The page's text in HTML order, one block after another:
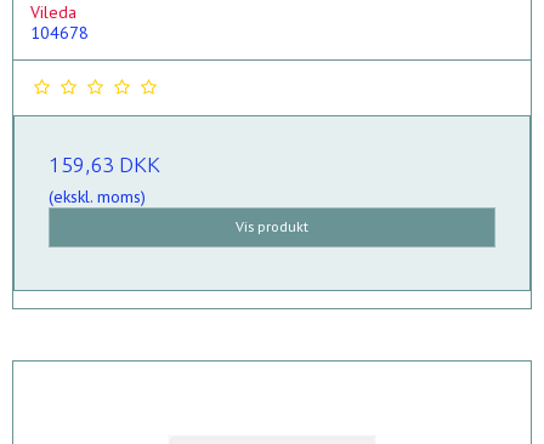
Vileda
104678
159,63 DKK
(ekskl. moms)
Vis produkt